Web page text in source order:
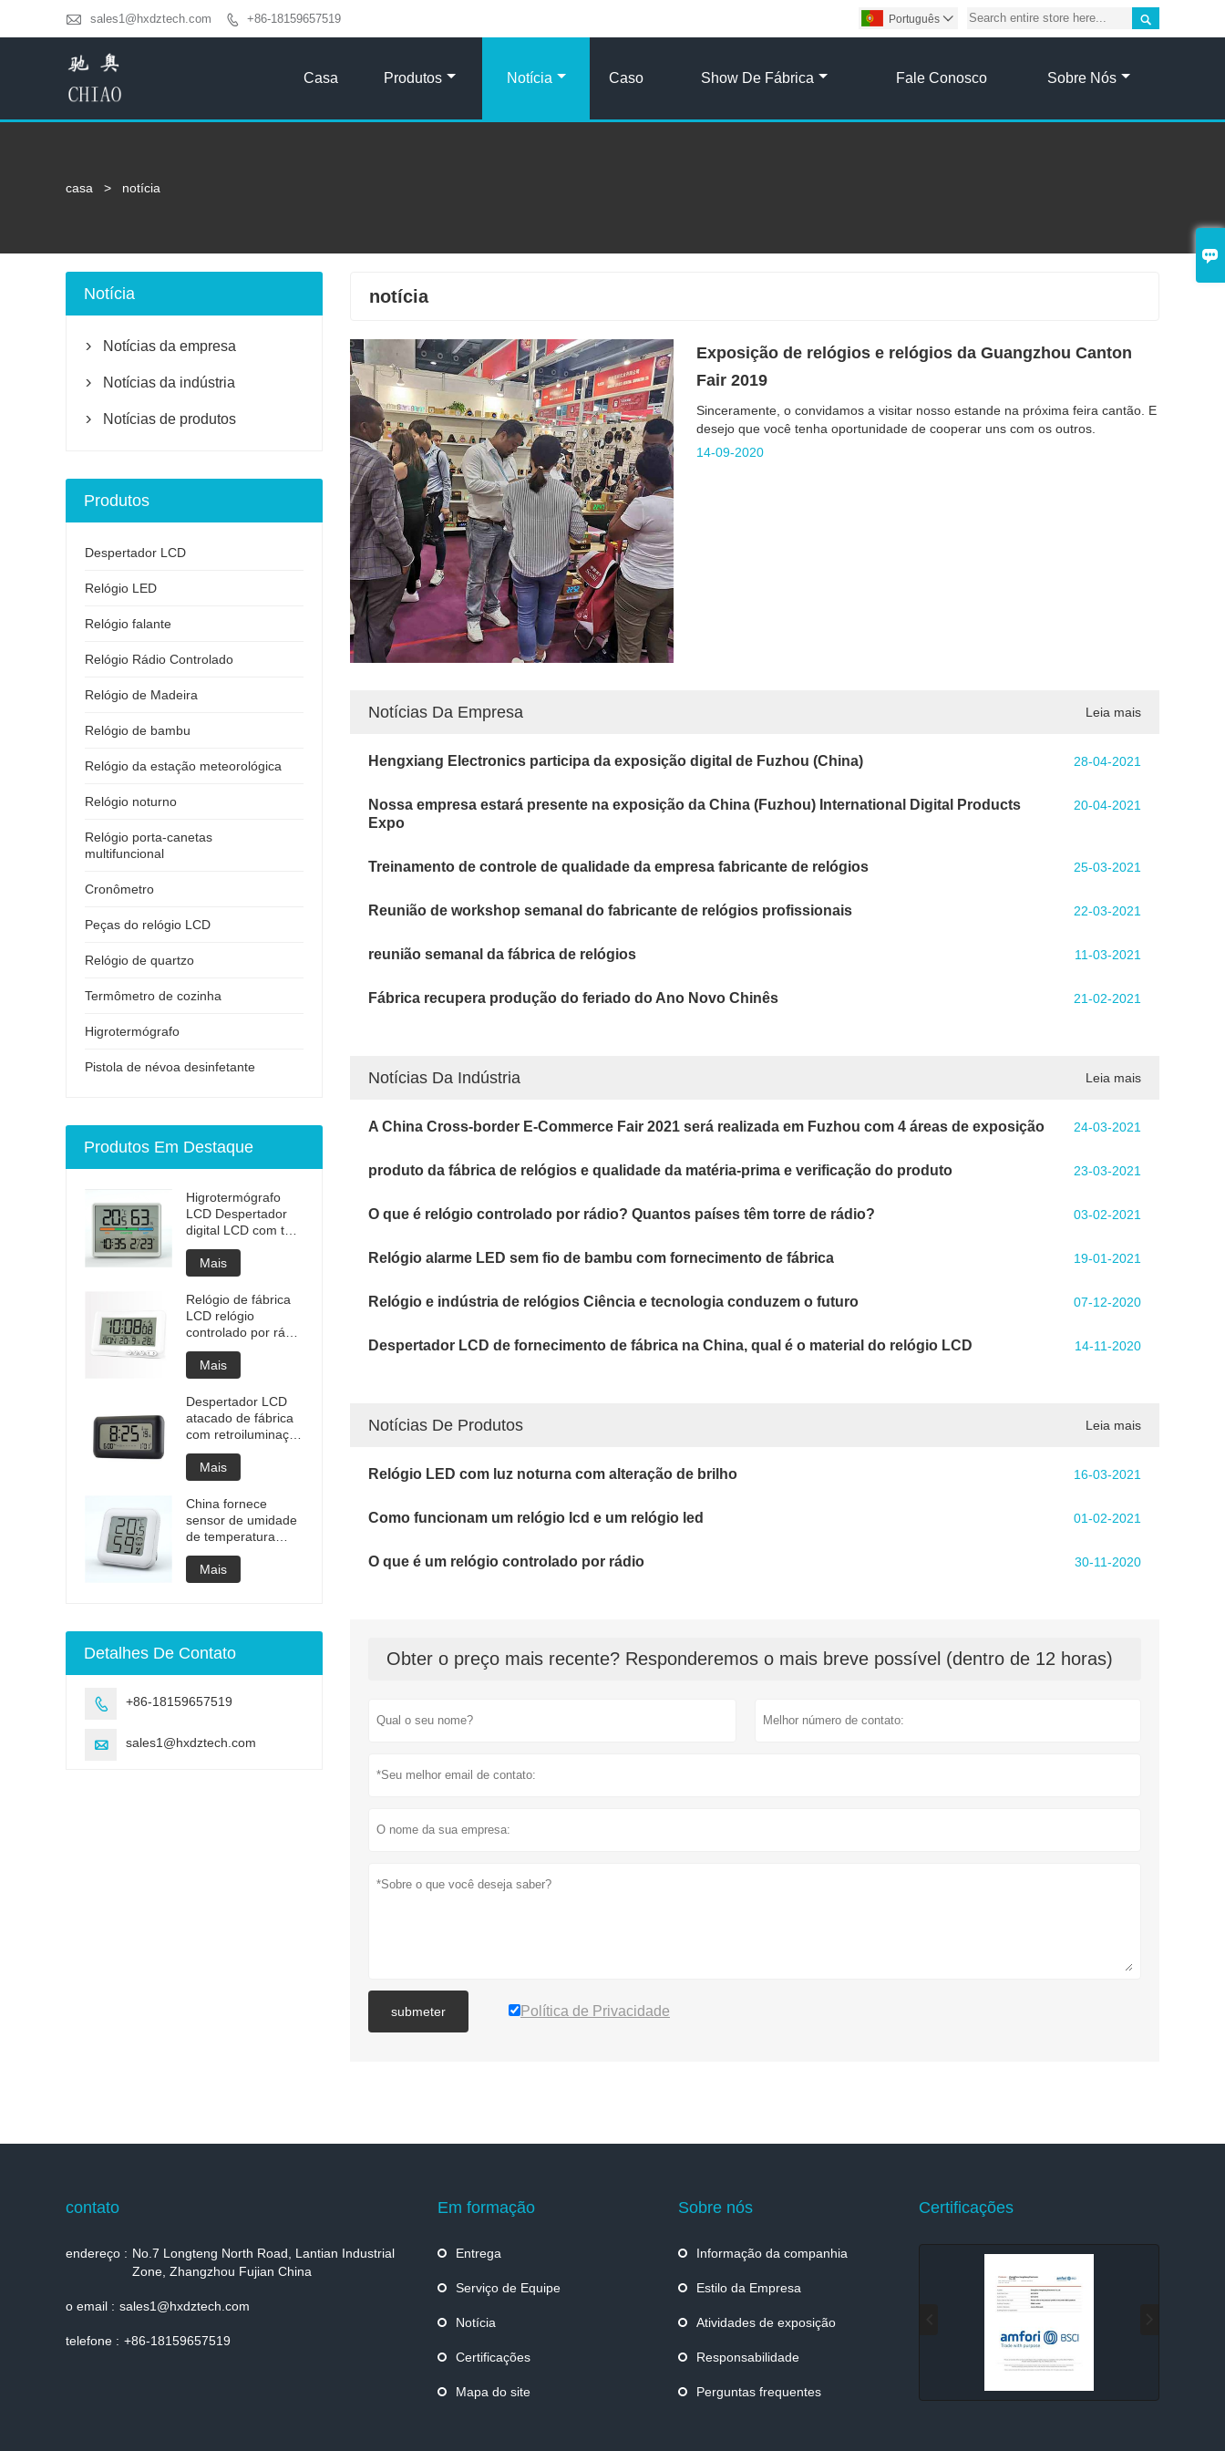

 sales1@hxdztech.com  +86-18159657519 
Português 
Casa Produtos Notícia Caso Show De Fábrica Fale Conosco Sobre Nós
casa > notícia
notícia
Exposição de relógios e relógios da Guangzhou Canton
Fair 2019
Sinceramente, o convidamos a visitar nosso estande na próxima feira cantão. E
desejo que você tenha oportunidade de cooperar uns com os outros.
14-09-2020
Notícias Da Empresa Leia mais
28-04-2021
Hengxiang Electronics participa da exposição digital de Fuzhou (China)
20-04-2021
Nossa empresa estará presente na exposição da China (Fuzhou) International Digital Products
Expo
25-03-2021
Treinamento de controle de qualidade da empresa fabricante de relógios
22-03-2021
Reunião de workshop semanal do fabricante de relógios profissionais
11-03-2021
reunião semanal da fábrica de relógios
21-02-2021
Fábrica recupera produção do feriado do Ano Novo Chinês
Notícias Da Indústria Leia mais
24-03-2021
A China Cross-border E-Commerce Fair 2021 será realizada em Fuzhou com 4 áreas de exposição
23-03-2021
produto da fábrica de relógios e qualidade da matéria-prima e verificação do produto
03-02-2021
O que é relógio controlado por rádio? Quantos países têm torre de rádio?
19-01-2021
Relógio alarme LED sem fio de bambu com fornecimento de fábrica
07-12-2020
Relógio e indústria de relógios Ciência e tecnologia conduzem o futuro
14-11-2020
Despertador LCD de fornecimento de fábrica na China, qual é o material do relógio LCD
Notícias De Produtos Leia mais
16-03-2021
Relógio LED com luz noturna com alteração de brilho
01-02-2021
Como funcionam um relógio lcd e um relógio led
30-11-2020
O que é um relógio controlado por rádio
Obter o preço mais recente? Responderemos o mais breve possível (dentro de 12 horas)
submeter Política de Privacidade
Notícia
 Notícias da empresa
 Notícias da indústria
 Notícias de produtos
Produtos
Despertador LCD
Relógio LED
Relógio falante
Relógio Rádio Controlado
Relógio de Madeira
Relógio de bambu
Relógio da estação meteorológica
Relógio noturno
Relógio porta-canetas
multifuncional
Cronômetro
Peças do relógio LCD
Relógio de quartzo
Termômetro de cozinha
Higrotermógrafo
Pistola de névoa desinfetante
Produtos Em Destaque
Higrotermógrafo
LCD Despertador
digital LCD com tela
colorida de
temperatura e
umidade
Mais
Relógio de fábrica
LCD relógio
controlado por rádio
com luz de fundo
Mais
Despertador LCD
atacado de fábrica
com retroiluminação
de baterias
recarregáveis
Mais
China fornece
sensor de umidade
de temperatura
higrotermógrafo
digital lcd
Mais
Detalhes De Contato
 +86-18159657519
 sales1@hxdztech.com
contato
endereço : No.7 Longteng North Road, Lantian Industrial
Zone, Zhangzhou Fujian China
o email : sales1@hxdztech.com
telefone : +86-18159657519
Em formação
Entrega
Serviço de Equipe
Notícia
Certificações
Mapa do site
Sobre nós
Informação da companhia
Estilo da Empresa
Atividades de exposição
Responsabilidade
Perguntas frequentes
Certificações